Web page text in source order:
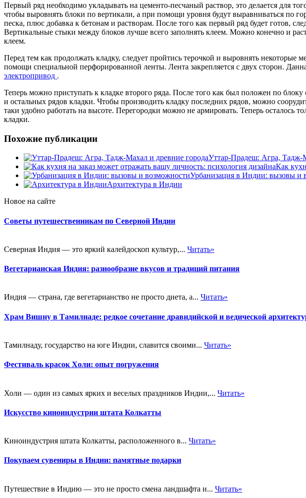
Первый ряд необходимо укладывать на цементо-песчаный раствор, это делается для
чтобы выровнять блоки по вертикали, а при помощи уровня будут выравниваться по
песка, плюс добавка к бетонам и растворам. После того как первый ряд будет готов,
Вертикальные стыки между блоков лучше всего заполнять клеем. Можно конечно и
клеем.
Перед тем как продолжать кладку, следует пройтись терочкой и выровнять
помощи специальной перфорированной ленты. Лента закрепляется с двух сторон.
электропривод .
Теперь можно приступать к кладке второго ряда. После того как был положен по
и остальных рядов кладки. Чтобы производить кладку последних рядов, можно
таки удобно работать на высоте. Перегородки можно не армировать. Теперь
кладки.
Похожие публикации
Уттар-Прадеш: Агра, Тадж-
Как
Урбанизация в Индии: вызовы и
Архитектура в Индии
Новое на сайте
Советы путешественникам по Северной Индии
Северная Индия — это яркий калейдоскоп культур,... Читать»
Вегетарианская Индия: разнообразие вкусов и традиций питания
Индия — страна, где вегетарианство не просто диета, а... Читать»
Храм Вишну в Тамилнаде: редкое сочетание дравидийской и ведической
Тамилнаду, государство на юге Индии, славится своими... Читать»
Фестиваль красок Холи: опыт погружения
Холи — один из самых ярких и веселых праздников Индии,... Читать»
Искусство киноиндустрии штата Колкатты
Киноиндустрия штата Колкатты, расположенного в... Читать»
Покупаем сувениры в Индии: памятные подарки
Путешествие в Индию — это не просто смена ландшафта и... Читать»